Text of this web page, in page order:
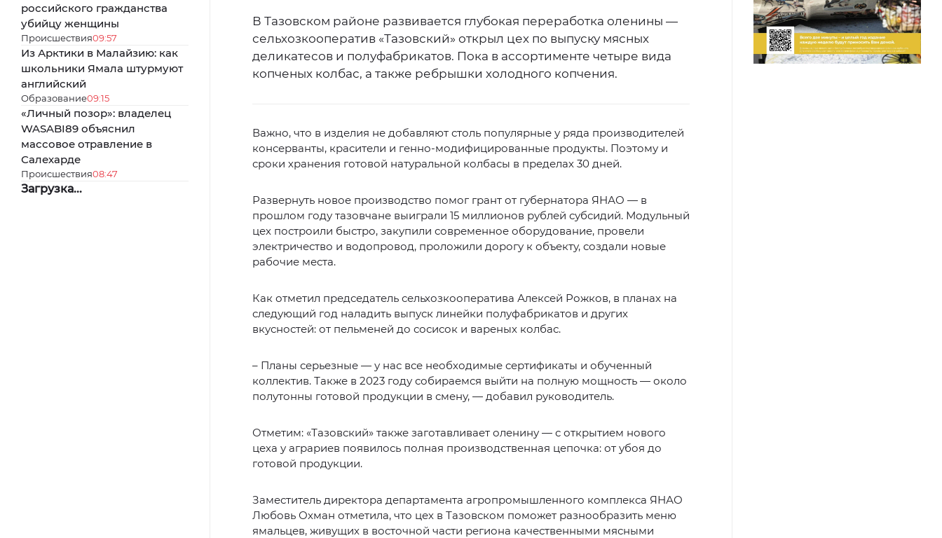
российского гражданства
убийцу женщины
Происшествия09:57
Из Арктики в Малайзию: как
школьники Ямала штурмуют
английский
Образование09:15
«Личный позор»: владелец
WASABI89 объяснил
массовое отравление в
Салехарде
Происшествия08:47
Загрузка...
В Тазовском районе развивается глубокая переработка оленины —
сельхозкооператив «Тазовский» открыл цех по выпуску мясных
деликатесов и полуфабрикатов. Пока в ассортименте четыре вида
копченых колбас, а также ребрышки холодного копчения.
Важно, что в изделия не добавляют столь популярные у ряда производителей
консерванты, красители и генно-модифицированные продукты. Поэтому и
сроки хранения готовой натуральной колбасы в пределах 30 дней.
Развернуть новое производство помог грант от губернатора ЯНАО — в
прошлом году тазовчане выиграли 15 миллионов рублей субсидий. Модульный
цех построили быстро, закупили современное оборудование, провели
электричество и водопровод, проложили дорогу к объекту, создали новые
рабочие места.
Как отметил председатель сельхозкооператива Алексей Рожков, в планах на
следующий год наладить выпуск линейки полуфабрикатов и других
вкусностей: от пельменей до сосисок и вареных колбас.
– Планы серьезные — у нас все необходимые сертификаты и обученный
коллектив. Также в 2023 году собираемся выйти на полную мощность — около
полутонны готовой продукции в смену, — добавил руководитель.
Отметим: «Тазовский» также заготавливает оленину — с открытием нового
цеха у аграриев появилось полная производственная цепочка: от убоя до
готовой продукции.
Заместитель директора департамента агропромышленного комплекса ЯНАО
Любовь Охман отметила, что цех в Тазовском поможет разнообразить меню
ямальцев, живущих в восточной части региона качественными мясными